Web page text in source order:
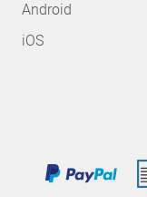
Android
iOS